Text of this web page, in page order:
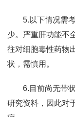
5.以下情况需
少。严重肝功能不
往对细胞毒性药物
状，需慎用。
6.目前尚无带
研究资料，因此对